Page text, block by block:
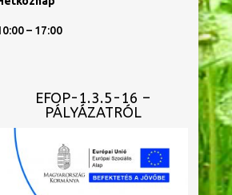
– 17:00
EFOP-1.3.5-16 –
PÁLYÁZATRÓL